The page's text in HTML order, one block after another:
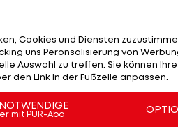
behandelt werden.
Cookies und Diensten
uns Peronsalisierung von
Auswahl zu treffen. Sie können
den Link in der Fußzeile anpassen.
mit PUR-Abo